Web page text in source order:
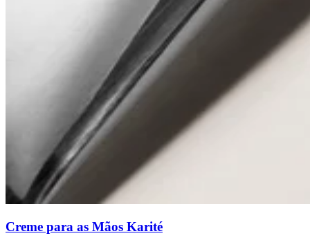
Creme para as Mãos Karité